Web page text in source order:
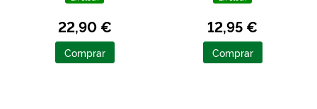
22,90 €
Comprar
12,95 €
Comprar